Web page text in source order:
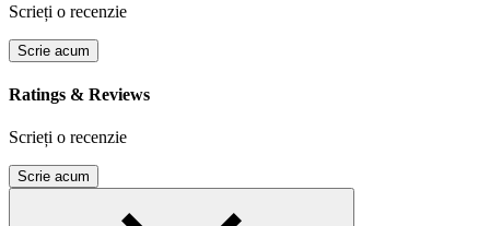
Scrieți o recenzie
Scrie acum
Ratings & Reviews
Scrieți o recenzie
Scrie acum